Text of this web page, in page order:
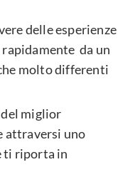
delle esperienze
da un
molto differenti
miglior
attraversi uno
ti riporta in